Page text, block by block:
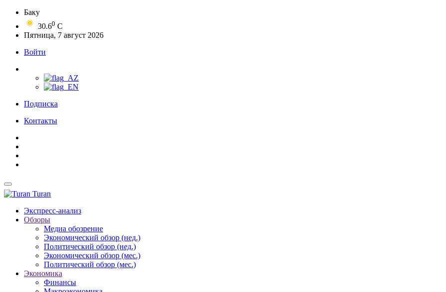
Баку
30.60 C
Пятница, 7 август 2026
Войти
Подписка
Контакты
Turan
Экспресс-анализ
Обзоры
Медиа обозрение
Экономический обзор (нед.)
Политический обзор (нед.)
Экономический обзор (мес.)
Политический обзор (мес.)
Экономика
Финансы